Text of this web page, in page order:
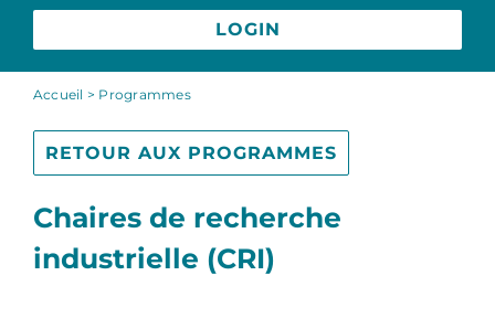
FAQs
Contactez-nous
English
LOGIN
Accueil > Programmes
Chaires de recherche
industrielle (CRI)
RETOUR AUX PROGRAMMES